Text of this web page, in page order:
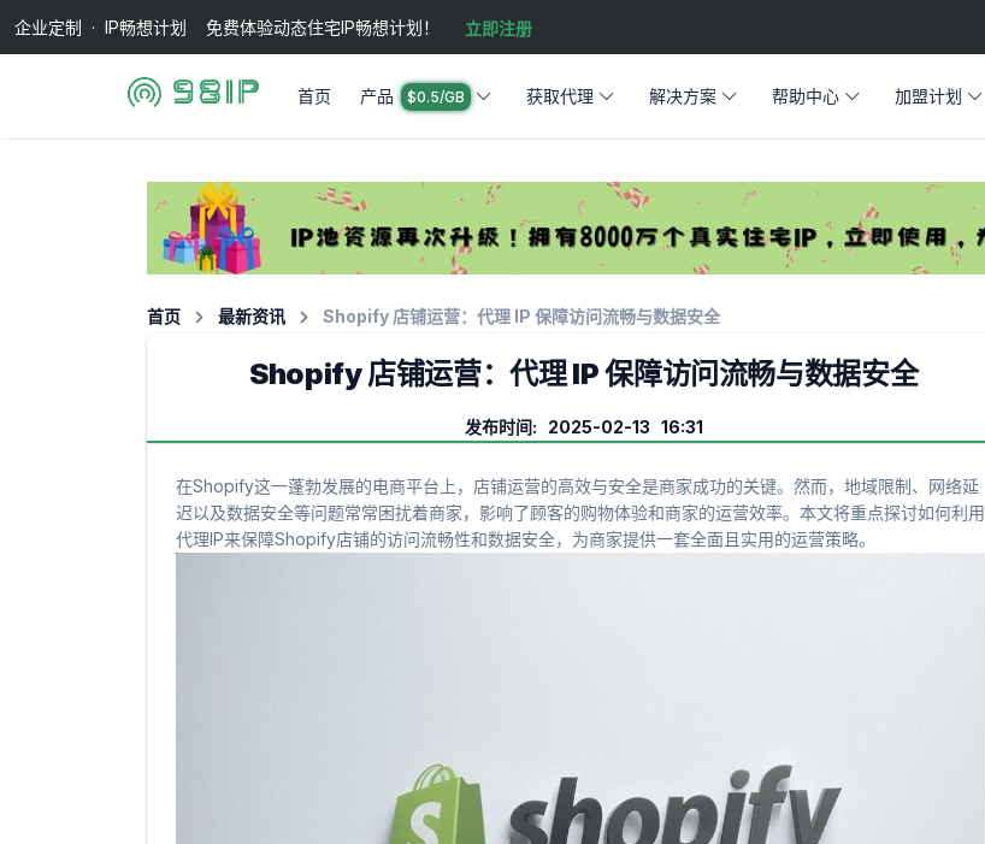
企业定制 · IP畅想计划 免费体验动态住宅IP畅想计划！ 立即注册
首页 产品 $0.5/GB 获取代理 解决方案 帮助中心 加盟计划
首页 最新资讯 Shopify 店铺运营：代理 IP 保障访问流畅与数据安全
Shopify 店铺运营：代理 IP 保障访问流畅与数据安全
发布时间: 2025-02-13 16:31
在Shopify这一蓬勃发展的电商平台上，店铺运营的高效与安全是商家成功的关键。然而，地域限制、网络延
迟以及数据安全等问题常常困扰着商家，影响了顾客的购物体验和商家的运营效率。本文将重点探讨如何利用
代理IP来保障Shopify店铺的访问流畅性和数据安全，为商家提供一套全面且实用的运营策略。